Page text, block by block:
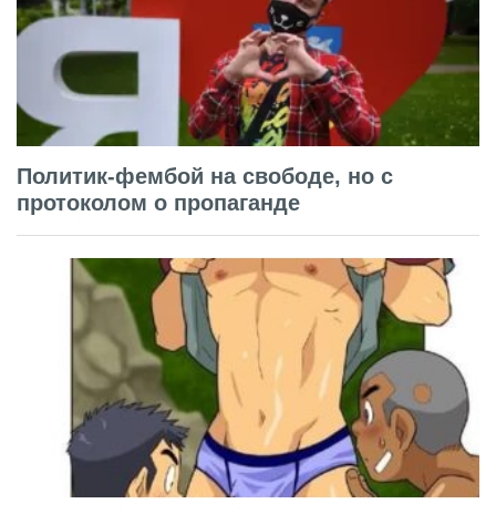
Политик-фембой на свободе, но с
протоколом о пропаганде